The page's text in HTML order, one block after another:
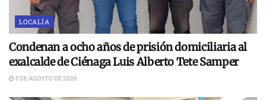
LOCALÍA
Condenan a ocho años de prisión domiciliaria al
exalcalde de Ciénaga Luis Alberto Tete Samper
5 DE AGOSTO DE 2026